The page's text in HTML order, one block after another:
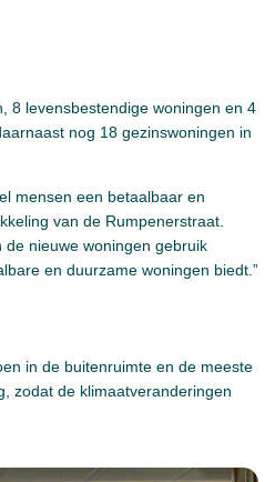
8 levensbestendige woningen en 4
nog 18 gezinswoningen in
mensen een betaalbaar en
van de Rumpenerstraat.
nieuwe woningen gebruik
en duurzame woningen biedt.”
in de buitenruimte en de meeste
zodat de klimaatveranderingen